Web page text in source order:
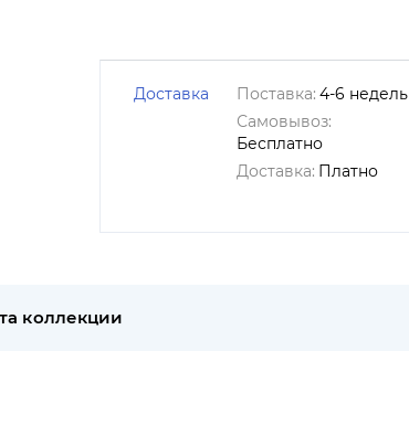
Доставка Поставка: 4-6 недель
Самовывоз:
Бесплатно
Доставка: Платно
коллекции